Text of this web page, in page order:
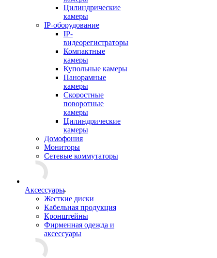
Цилиндрические
камеры
IP-оборудование
IP-
видеорегистраторы
Компактные
камеры
Купольные камеры
Панорамные
камеры
Скоростные
поворотные
камеры
Цилиндрические
камеры
Домофония
Мониторы
Сетевые коммутаторы
Аксессуары
Жесткие диски
Кабельная продукция
Кронштейны
Фирменная одежда и
аксессуары